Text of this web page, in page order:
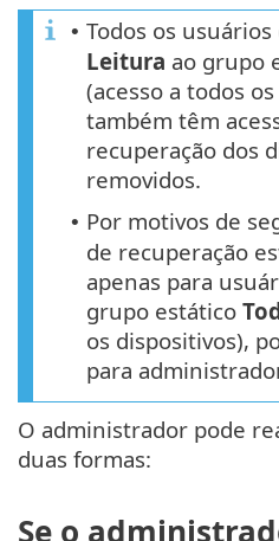
• Todos os usuários
Leitura ao grupo
(acesso a todos
também têm
recuperação dos
removidos.
• Por motivos de
de recuperação
apenas para
grupo estático
os dispositivos),
para
O administrador pode
duas formas:
Se o